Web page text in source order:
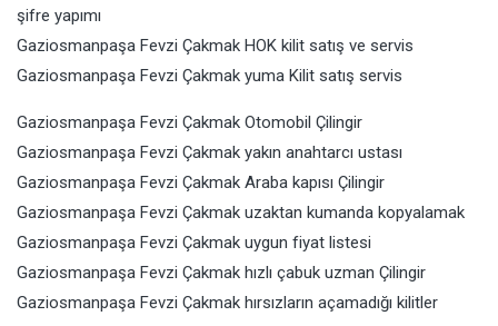
şifre yapımı
Gaziosmanpaşa Fevzi Çakmak HOK kilit satış ve servis
Gaziosmanpaşa Fevzi Çakmak yuma Kilit satış servis
Gaziosmanpaşa Fevzi Çakmak Otomobil Çilingir
Gaziosmanpaşa Fevzi Çakmak yakın anahtarcı ustası
Gaziosmanpaşa Fevzi Çakmak Araba kapısı Çilingir
Gaziosmanpaşa Fevzi Çakmak uzaktan kumanda kopyalamak
Gaziosmanpaşa Fevzi Çakmak uygun fiyat listesi
Gaziosmanpaşa Fevzi Çakmak hızlı çabuk uzman Çilingir
Gaziosmanpaşa Fevzi Çakmak hırsızların açamadığı kilitler